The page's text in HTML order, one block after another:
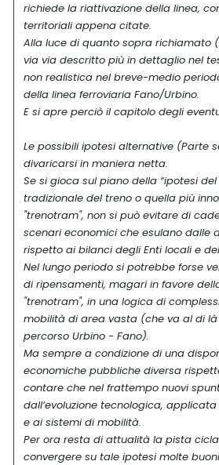
richiede la riattivazione della linea,
territoriali appena citate.
Alla luce di quanto sopra richiamato
via via descritto più in dettaglio nel
non realistica nel breve-medio
della linea ferroviaria Fano/Urbino.
E si apre perciò il capitolo degli
Le possibili ipotesi alternative (Parte
divaricarsi in maniera netta.
Se si gioca sul piano della “ipotesi
tradizionale del treno o quella più
"trenotram", non si può evitare di
scenari economici che esulano dalle
rispetto ai bilanci degli Enti locali e
Nel lungo periodo si potrebbe forse
di ripensamenti, magari in favore
"trenotram", in una logica di
mobilità di area vasta (che va al di
percorso Urbino - Fano).
Ma sempre a condizione di una
economiche pubbliche diversa
contare che nel frattempo nuovi
dall’evoluzione tecnologica,
e ai sistemi di mobilità.
Per ora resta di attualità la pista
convergere su tale ipotesi molte